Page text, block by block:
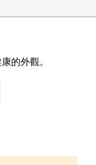
的外觀。